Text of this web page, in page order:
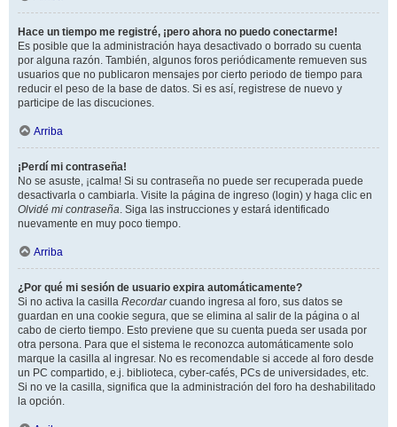
Hace un tiempo me registré, ¡pero ahora no puedo conectarme!
Es posible que la administración haya desactivado o borrado su cuenta
por alguna razón. También, algunos foros periódicamente remueven sus
usuarios que no publicaron mensajes por cierto periodo de tiempo para
reducir el peso de la base de datos. Si es así, registrese de nuevo y
participe de las discuciones.
Arriba
¡Perdí mi contraseña!
No se asuste, ¡calma! Si su contraseña no puede ser recuperada puede
desactivarla o cambiarla. Visite la página de ingreso (login) y haga clic en
Olvidé mi contraseña. Siga las instrucciones y estará identificado
nuevamente en muy poco tiempo.
Arriba
¿Por qué mi sesión de usuario expira automáticamente?
Si no activa la casilla Recordarcuando ingresa al foro, sus datos se
guardan en una cookie segura, que se elimina al salir de la página o al
cabo de cierto tiempo. Esto previene que su cuenta pueda ser usada por
otra persona. Para que el sistema le reconozca automáticamente solo
marque la casilla al ingresar. No es recomendable si accede al foro desde
un PC compartido, e.j. biblioteca, cyber-cafés, PCs de universidades, etc.
Si no ve la casilla, significa que la administración del foro ha deshabilitado
la opción.